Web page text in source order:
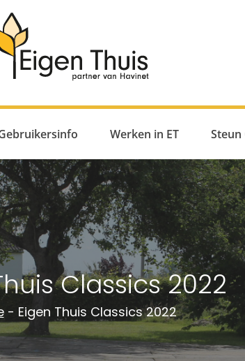
Werken in ET Steun
Classics 2022
- Eigen Thuis Classics 2022